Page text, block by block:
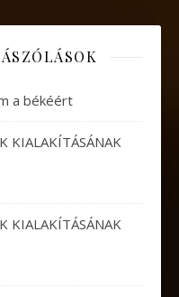
a békéért
KIALAKÍTÁSÁNAK
KIALAKÍTÁSÁNAK